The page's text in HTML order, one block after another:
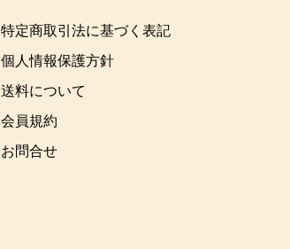
特定商取引法に基づく表記
個人情報保護方針
送料について
会員規約
お問合せ